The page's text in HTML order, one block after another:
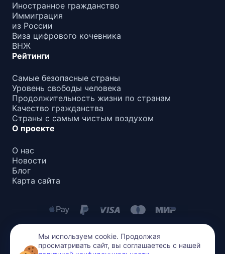
Иностранное гражданство
Иммиграция
из России
Виза цифрового кочевника
ВНЖ
Рейтинги
Самые безопасные страны
Уровень свободы человека
Продолжительность жизни по странам
Качество гражданства
Страны с самым чистым воздухом
О проекте
О нас
Новости
Блог
Карта сайта
Все содержимое на этом сайте защищено авторским
Политика конфиденциальности
Мы используем cookie. Продолжая
просматривать сайт, вы соглашаетесь с нашей